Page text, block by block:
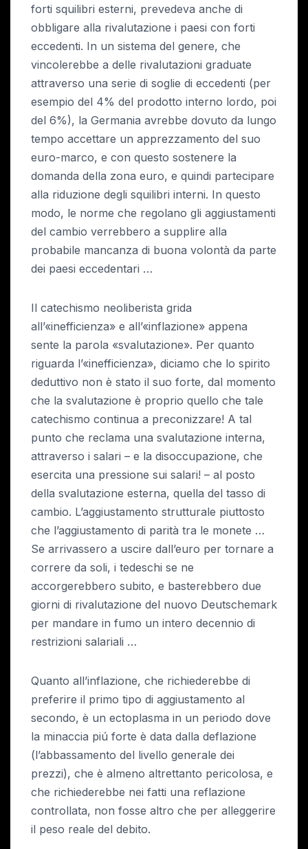
forti squilibri esterni, prevedeva anche di
obbligare alla rivalutazione i paesi con forti
eccedenti. In un sistema del genere, che
vincolerebbe a delle rivalutazioni graduate
attraverso una serie di soglie di eccedenti (per
esempio del 4% del prodotto interno lordo, poi
del 6%), la Germania avrebbe dovuto da lungo
tempo accettare un apprezzamento del suo
euro-marco, e con questo sostenere la
domanda della zona euro, e quindi partecipare
alla riduzione degli squilibri interni. In questo
modo, le norme che regolano gli aggiustamenti
del cambio verrebbero a supplire alla
probabile mancanza di buona volontà da parte
dei paesi eccedentari …
Il catechismo neoliberista grida
all’«inefficienza» e all’«inflazione» appena
sente la parola «svalutazione». Per quanto
riguarda l’«inefficienza», diciamo che lo spirito
deduttivo non è stato il suo forte, dal momento
che la svalutazione è proprio quello che tale
catechismo continua a preconizzare! A tal
punto che reclama una svalutazione interna,
attraverso i salari – e la disoccupazione, che
esercita una pressione sui salari! – al posto
della svalutazione esterna, quella del tasso di
cambio. L’aggiustamento strutturale piuttosto
che l’aggiustamento di parità tra le monete …
Se arrivassero a uscire dall’euro per tornare a
correre da soli, i tedeschi se ne
accorgerebbero subito, e basterebbero due
giorni di rivalutazione del nuovo Deutschemark
per mandare in fumo un intero decennio di
restrizioni salariali …
Quanto all’inflazione, che richiederebbe di
preferire il primo tipo di aggiustamento al
secondo, è un ectoplasma in un periodo dove
la minaccia piú forte è data dalla deflazione
(l’abbassamento del livello generale dei
prezzi), che è almeno altrettanto pericolosa, e
che richiederebbe nei fatti una reflazione
controllata, non fosse altro che per alleggerire
il peso reale del debito.